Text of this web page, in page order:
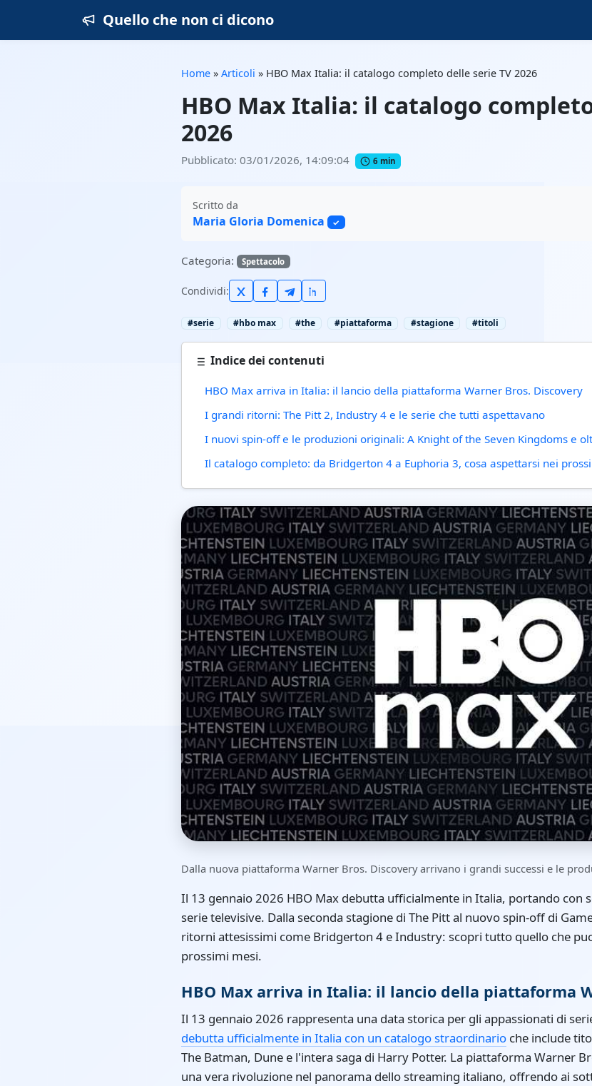
Quello che non ci dicono
Home » Articoli » HBO Max Italia: il catalogo completo delle serie TV 2026
HBO Max Italia: il catalogo
2026
Pubblicato: 03/01/2026, 14:09:04 6 min
Scritto da
Maria Gloria Domenica ✓
Categoria: Spettacolo
Condividi:
#serie #hbo max #the #piattaforma #stagione #titoli
Indice dei contenuti
HBO Max arriva in Italia: il lancio della piattaforma Warner Bros. Discovery
I grandi ritorni: The Pitt 2, Industry 4 e le serie che tutti aspettavano
I nuovi spin-off e le produzioni originali: A Knight of the Seven Kingdoms e
Il catalogo completo: da Bridgerton 4 a Euphoria 3, cosa aspettarsi nei
Dalla nuova piattaforma Warner Bros. Discovery arrivano i grandi successi e le
Il 13 gennaio 2026 HBO Max debutta ufficialmente in Italia, portando con
serie televisive. Dalla seconda stagione di The Pitt al nuovo spin-off di
ritorni attesissimi come Bridgerton 4 e Industry: scopri tutto quello che
prossimi mesi.
HBO Max arriva in Italia: il lancio della piattaforma
Il 13 gennaio 2026 rappresenta una data storica per gli appassionati di
debutta ufficialmente in Italia con un catalogo straordinario che include
The Batman, Dune e l'intera saga di Harry Potter. La piattaforma Warner
una vera rivoluzione nel panorama dello streaming italiano, offrendo ai